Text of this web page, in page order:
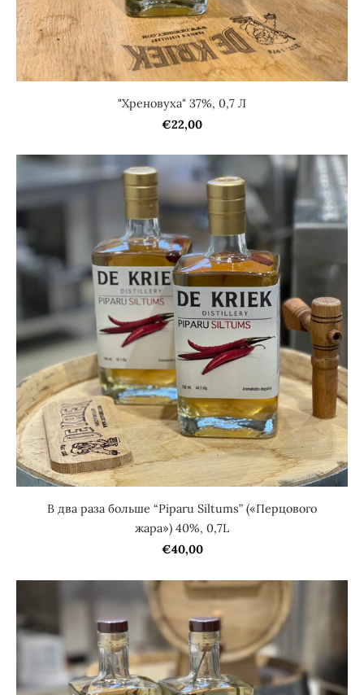
"Хреновуха" 37%, 0,7 Л
€22,00
В два раза больше “Piparu Siltums” («Перцового
жара») 40%, 0,7L
€40,00